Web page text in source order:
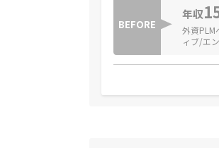
BEFORE
年収
外資PLM
ィブ/エ